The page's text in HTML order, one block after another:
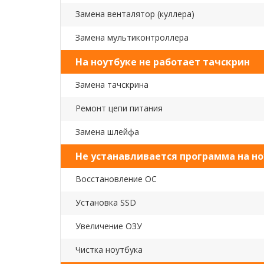
Замена венталятор (куллера)
Замена мультиконтроллера
На ноутбуке не работает тачскрин
Замена тачскрина
Ремонт цепи питания
Замена шлейфа
Не устанавливается программа на
Восстановление ОС
Установка SSD
Увеличение ОЗУ
Чистка ноутбука